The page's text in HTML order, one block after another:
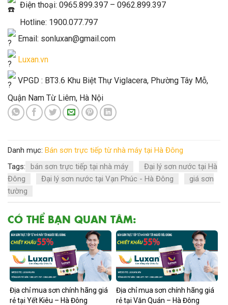
Điện thoại: 0965.899.397 – 0962.899.397
Hotline: 1900.077.797
Email: sonluxan@gmail.com
Luxan.vn
VPGD : BT3.6 Khu Biệt Thự Viglacera, Phường Tây Mỗ,
Quận Nam Từ Liêm, Hà Nội
Danh mục: Bán sơn trực tiếp từ nhà máy tại Hà Đông
Tags:
bán sơn trực tiếp tại nhà máy
Đại lý sơn nước tại Hà
Đông
Đại lý sơn nước tại Vạn Phúc - Hà Đông
giá sơn
tường
CÓ THỂ BẠN QUAN TÂM:
Địa chỉ mua sơn chính hãng giá
rẻ tại Yết Kiêu – Hà Đông
Địa chỉ mua sơn chính hãng giá
rẻ tại Văn Quán – Hà Đông